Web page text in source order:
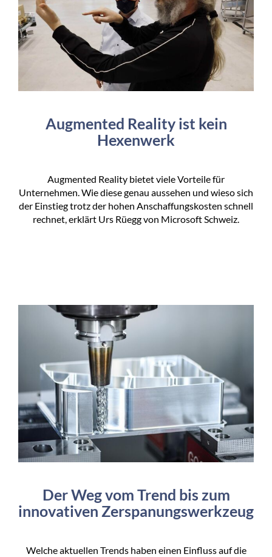
Augmented Reality ist kein
Hexenwerk
Augmented Reality bietet viele Vorteile für
Unternehmen. Wie diese genau aussehen und wieso sich
der Einstieg trotz der hohen Anschaffungskosten schnell
rechnet, erklärt Urs Rüegg von Microsoft Schweiz.
Der Weg vom Trend bis zum
innovativen Zerspanungswerkzeug
Welche aktuellen Trends haben einen Einfluss auf die